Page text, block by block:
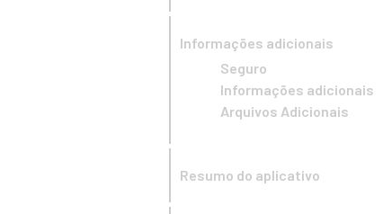
Informações adicionais
Seguro
Informações adicionais
Arquivos Adicionais
Resumo do aplicativo